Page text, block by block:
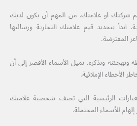
او علامتك، من المهم أن يكون لديك
ابدأ بتحديد قيم علامتك التجارية ورسالتها
المفترضة.
وتذكره. تميل الأسماء الأقصر إلى أن
الأخطاء الإملائية.
الرئيسية التي تصف شخصية علامتك
للأسماء المحتملة.